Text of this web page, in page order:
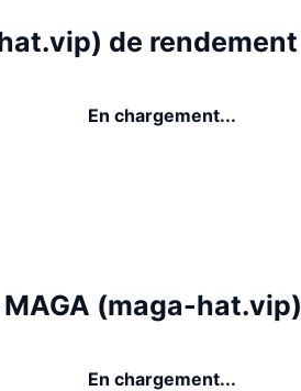
de rendement
En chargement...
(maga-hat.vip)
En chargement...